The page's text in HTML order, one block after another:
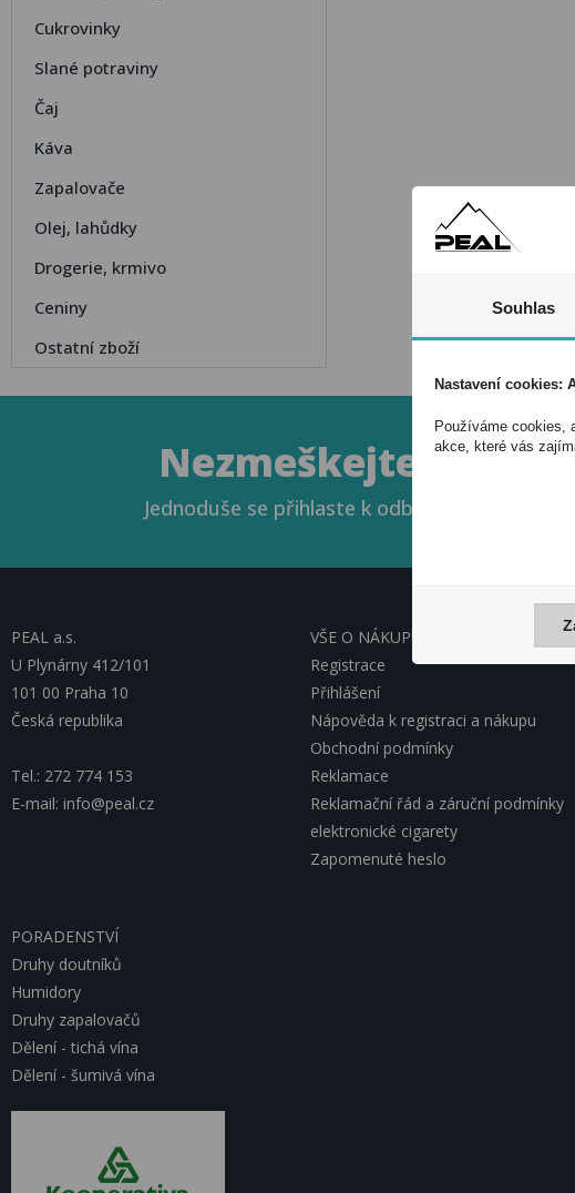
Cukrovinky
Slané potraviny
Čaj
Káva
Zapalovače
Olej, lahůdky
Drogerie, krmivo
Ceniny
Ostatní zboží
Nezmeškejte naše
Jednoduše se přihlaste k odběru novinek a
PEAL a.s.
U Plynárny 412/101
101 00 Praha 10
Česká republika
Tel.: 272 774 153
E-mail: info@peal.cz
VŠE O NÁKUPU, ESHOP
Registrace
Přihlášení
Nápověda k registraci a nákupu
Obchodní podmínky
Reklamace
Reklamační řád a záruční podmínky
elektronické cigarety
Zapomenuté heslo
PORADENSTVÍ
Druhy doutníků
Humidory
Druhy zapalovačů
Dělení - tichá vína
Dělení - šumivá vína
Souhlas
Nastavení cookies:
Používáme cookies,
akce, které vás